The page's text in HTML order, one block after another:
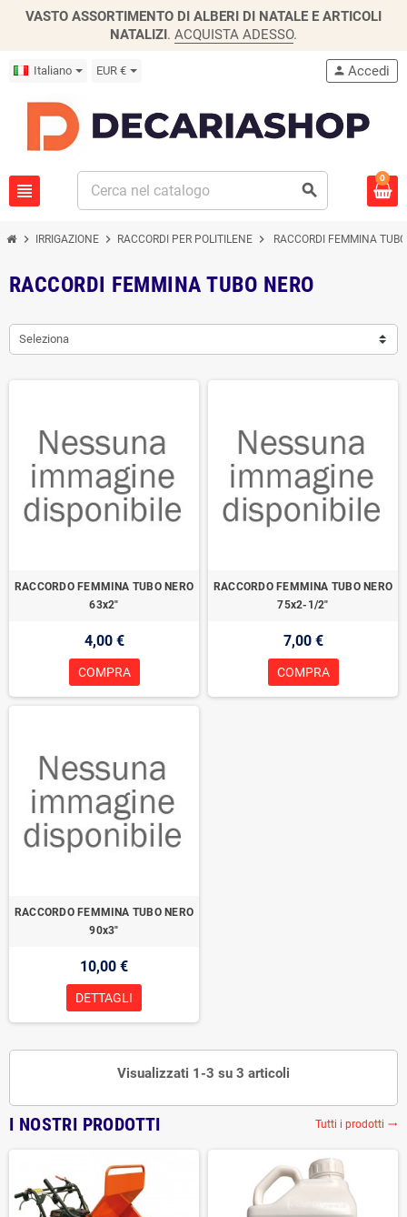
VASTO ASSORTIMENTO DI ALBERI DI NATALE E ARTICOLI
NATALIZI. ACQUISTA ADESSO.
Italiano EUR €
view_headline search
person Accedi
0
chevron_right IRRIGAZIONE chevron_right RACCORDI PER POLITILENE chevron_right RACCORDI FEMMINA
RACCORDI FEMMINA TUBO NERO
Seleziona
RACCORDO FEMMINA TUBO NERO
63x2"
4,00 €
COMPRA
RACCORDO FEMMINA TUBO NERO
75x2-1/2"
7,00 €
COMPRA
RACCORDO FEMMINA TUBO NERO
90x3"
10,00 €
DETTAGLI
Visualizzati 1-3 su 3 articoli
I NOSTRI PRODOTTI Tutti i prodotti trending_flat